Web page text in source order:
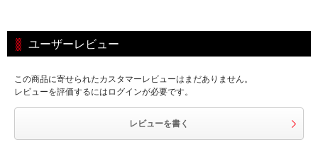
ユーザーレビュー
この商品に寄せられたカスタマーレビューはまだありません。
レビューを評価するにはログインが必要です。
レビューを書く